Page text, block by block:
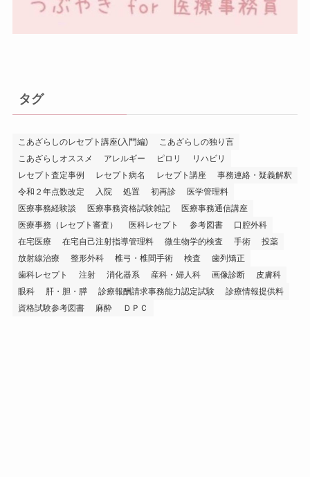
タグ
こあざらしのレセプト講座(入門編)
こあざらしの独り言
こあざらしオススメ
アレルギー ピロリ
リハビリ
レセプト査定事例
レセプト病名 レセプト講座
事務連絡・疑義解釈
令和２年点数改定
入院 処置 初再診
医学管理料
医療事務経験談
医療事務資格試験雑記
医療事務通信講座
医療事務（レセプト審査）
医科レセプト 参考図書
口腔外科
在宅医療
在宅自己注射指導管理料 微生物学的検査 手術
投薬
放射線治療
整形外科 椎弓・椎間手術 検査
歯列矯正
歯科レセプト
注射 消化器系 産科・婦人科 画像診断
皮膚科
眼科
肝・胆・膵 診療報酬請求事務能力認定試験
診療情報提供料
資格試験参考図書
麻酔 ＤＰＣ